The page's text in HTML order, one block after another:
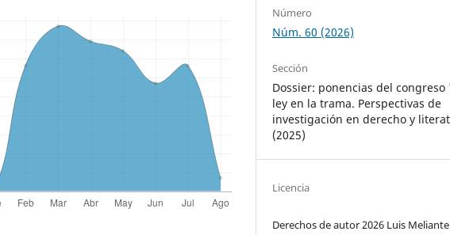
Número
Núm. 60 (2026)
Sección
Dossier: ponencias del congreso
ley en la trama. Perspectivas de
investigación en derecho y
(2025)
Licencia
Derechos de autor 2026 Luis Meliante